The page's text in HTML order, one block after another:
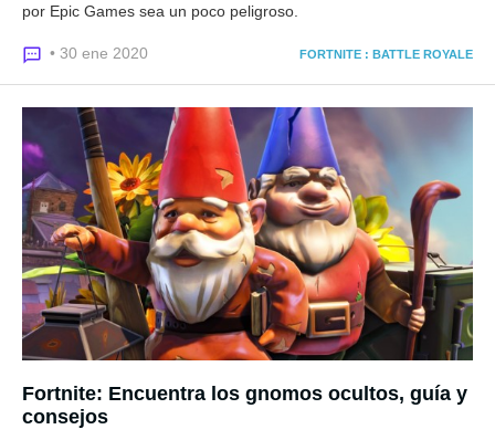
por Epic Games sea un poco peligroso.
• 30 ene 2020 FORTNITE : BATTLE ROYALE
Fortnite: Encuentra los gnomos ocultos, guía y
consejos